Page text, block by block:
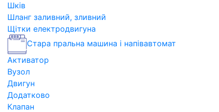
Шків
Шланг заливний, зливний
Щітки електродвигуна
Стара пральна машина і напівавтомат
Активатор
Вузол
Двигун
Додатково
Клапан